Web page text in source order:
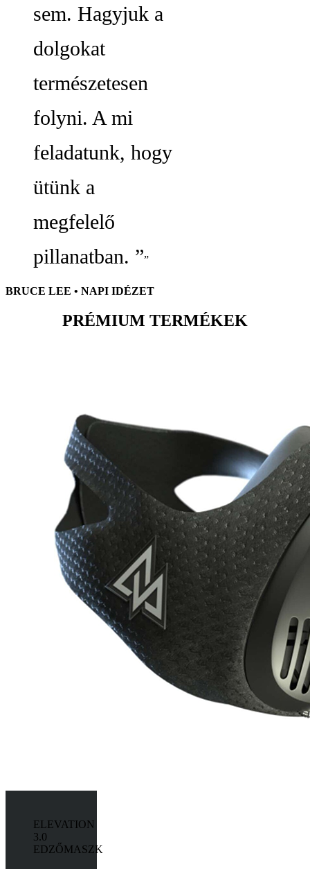
sem. Hagyjuk a
dolgokat
természetesen
folyni. A mi
feladatunk, hogy
ütünk a
megfelelő
pillanatban. ”
BRUCE LEE • NAPI IDÉZET
PRÉMIUM TERMÉKEK
ELEVATION
3.0
EDZŐMASZK